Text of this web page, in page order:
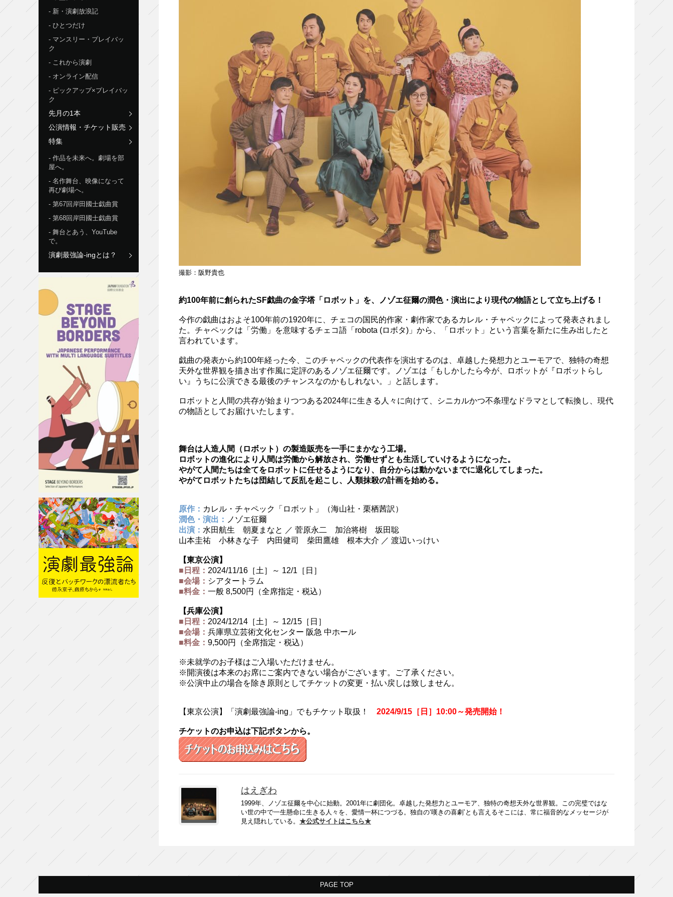
新・演劇放浪記
ひとつだけ
マンスリー・プレイバッ
ク
これから演劇
オンライン配信
ピックアップ×プレイバッ
ク
先月の1本
公演情報・チケット販売
特集
作品を未来へ。劇場を部
屋へ。
名作舞台、映像になって
再び劇場へ。
第67回岸田國士戯曲賞
第68回岸田國士戯曲賞
舞台とあう、YouTube
で。
演劇最強論-ingとは？
撮影：阪野貴也
約100年前に創られたSF戯曲の金字塔「ロボット」を、ノゾエ征爾の潤色・演出により現代の物語として立ち上げる！
今作の戯曲はおよそ100年前の1920年に、チェコの国民的作家・劇作家であるカレル・チャペックによって発表されまし
た。チャペックは「労働」を意味するチェコ語「robota (ロボタ)」から、「ロボット」という言葉を新たに生み出したと
言われています。
戯曲の発表から約100年経った今、このチャペックの代表作を演出するのは、卓越した発想力とユーモアで、独特の奇想
天外な世界観を描き出す作風に定評のあるノゾエ征爾です。ノゾエは「もしかしたら今が、ロボットが『ロボットらし
い』うちに公演できる最後のチャンスなのかもしれない。」と話します。
ロボットと人間の共存が始まりつつある2024年に生きる人々に向けて、シニカルかつ不条理なドラマとして転換し、現代
の物語としてお届けいたします。
舞台は人造人間（ロボット）の製造販売を一手にまかなう工場。
ロボットの進化により人間は労働から解放され、労働せずとも生活していけるようになった。
やがて人間たちは全てをロボットに任せるようになり、自分からは動かないまでに退化してしまった。
やがてロボットたちは団結して反乱を起こし、人類抹殺の計画を始める。
原作： カレル・チャペック「ロボット」（海山社・栗栖茜訳）
潤色・演出： ノゾエ征爾
出演： 水田航生 朝夏まなと ／ 菅原永二 加治将樹 坂田聡
山本圭祐 小林きな子 内田健司 柴田鷹雄 根本大介 ／ 渡辺いっけい
【東京公演】
■日程： 2024/11/16［土］～ 12/1［日］
■会場： シアタートラム
■料金： 一般 8,500円（全席指定・税込）
【兵庫公演】
■日程： 2024/12/14［土］～ 12/15［日］
■会場： 兵庫県立芸術文化センター 阪急 中ホール
■料金： 9,500円（全席指定・税込）
※未就学のお子様はご入場いただけません。
※開演後は本来のお席にご案内できない場合がございます。ご了承ください。
※公演中止の場合を除き原則としてチケットの変更・払い戻しは致しません。
【東京公演】「演劇最強論-ing」でもチケット取扱！ 2024/9/15［日］10:00～発売開始！
チケットのお申込は下記ボタンから。
はえぎわ
1999年、ノゾエ征爾を中心に始動。2001年に劇団化。卓越した発想力とユーモア、独特の奇想天外な世界観。この完璧ではな
い世の中で一生懸命に生きる人々を、愛情一杯につづる。独自の‘嘆きの喜劇’とも言えるそこには、常に福音的なメッセージが
見え隠れしている。 ★公式サイトはこちら★
PAGE TOP